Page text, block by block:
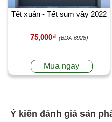
Tết xuân - Tết sum vầy 2022
75,000₫ (BDA-6928)
Mua ngay
Ý kiến đánh giá sản